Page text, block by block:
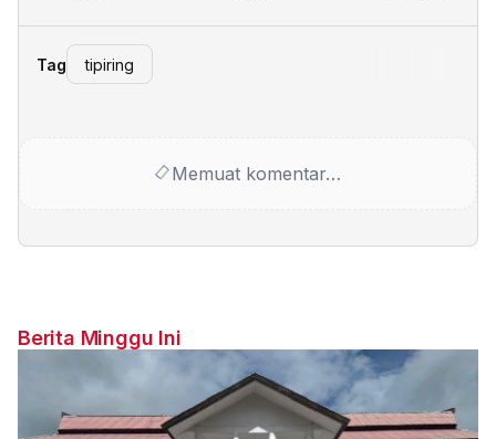
Tag tipiring
Memuat komentar…
Berita Minggu Ini